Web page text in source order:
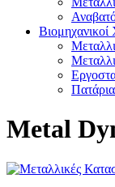
Βιομηχανικοί
Metal